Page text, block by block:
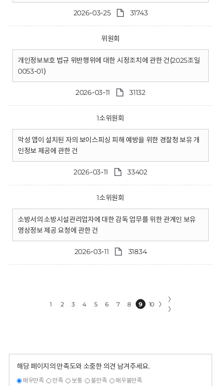
2026-03-25 31743
위원회
개인정보보호 법규 위반행위에 대한 시정조치에 관한 건(2025조일
0053-01)
2026-03-11 31132
1소위원회
악성 앱이 설치된 자의 보이스피싱 피해 예방을 위한 경찰청 보유 개
인정보 제공에 관한 건
2026-03-11 33402
1소위원회
소방서의 소방시설관리업자에 대한 감독 업무를 위한 관계인 보유
영상정보 제공 요청에 관한 건
2026-03-11 31834
1 2 3 4 5 6 7 8 9 10 〉
〉
〉
해당 페이지의 만족도와 소중한 의견 남겨주세요.
매우만족 만족 보통 불만족 매우불만족